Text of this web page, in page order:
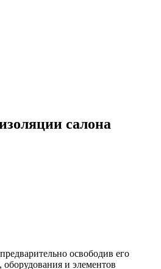
салона
освободив его
и элементов